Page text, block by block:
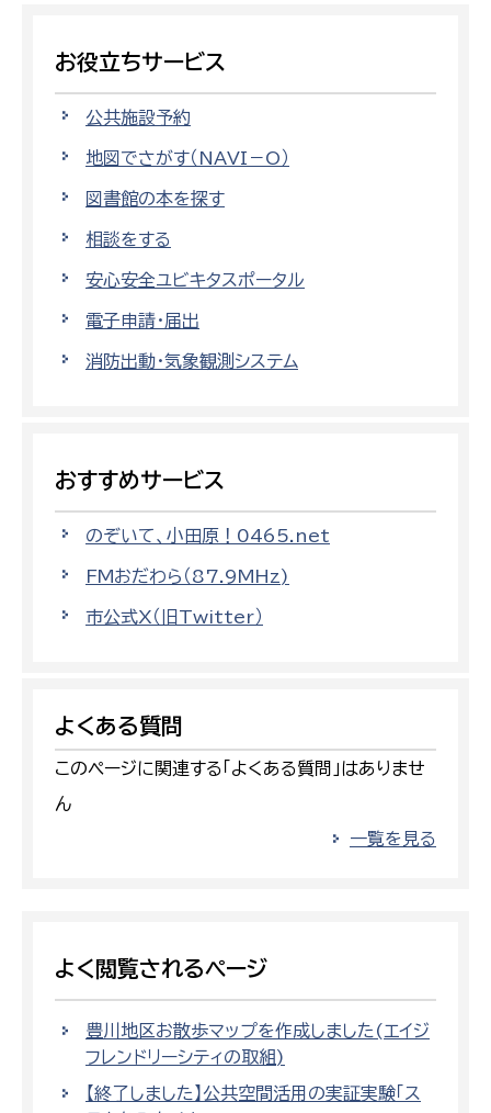
お役立ちサービス
公共施設予約
地図でさがす（NAVI－O）
図書館の本を探す
相談をする
安心安全ユビキタスポータル
電子申請・届出
消防出動・気象観測システム
おすすめサービス
のぞいて、小田原！0465.net
FMおだわら（87.9MHz)
市公式X（旧Twitter）
よくある質問
このページに関連する「よくある質問」はありませ
ん
一覧を見る
よく閲覧されるページ
豊川地区お散歩マップを作成しました(エイジ
フレンドリーシティの取組)
【終了しました】公共空間活用の実証実験「ス